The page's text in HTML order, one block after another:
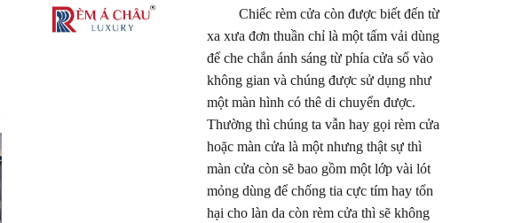
Chiếc rèm cửa còn được biết đến từ
xa xưa đơn thuần chỉ là một tấm vải dùng
để che chắn ánh sáng từ phía cửa sổ vào
không gian và chúng được sử dụng như
một màn hình có thê di chuyển được.
Thường thì chúng ta vẫn hay gọi rèm cửa
hoặc màn cửa là một nhưng thật sự thì
màn cửa còn sẽ bao gồm một lớp vài lót
mỏng dùng để chống tia cực tím hay tổn
hại cho làn da còn rèm cửa thì sẽ không